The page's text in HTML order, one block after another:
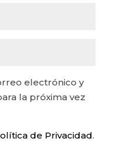
electrónico y
la próxima vez
de Privacidad.